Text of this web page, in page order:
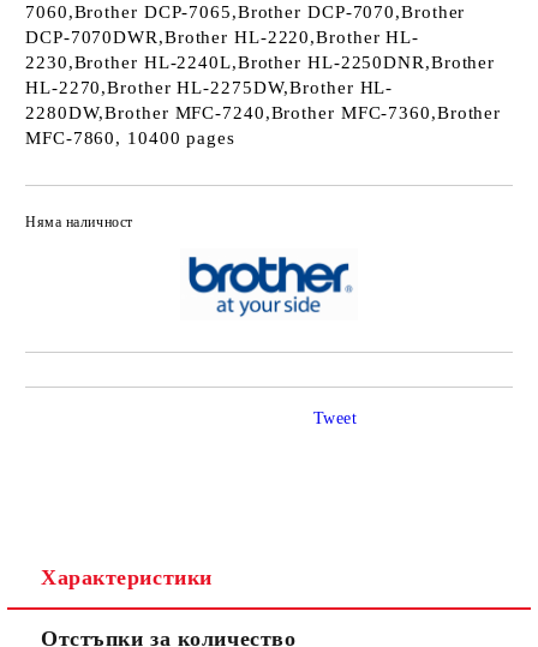
7060,Brother DCP-7065,Brother DCP-7070,Brother
DCP-7070DWR,Brother HL-2220,Brother HL-
2230,Brother HL-2240L,Brother HL-2250DNR,Brother
HL-2270,Brother HL-2275DW,Brother HL-
2280DW,Brother MFC-7240,Brother MFC-7360,Brother
MFC-7860, 10400 pages
Няма наличност
Tweet
Характеристики
Отстъпки за количество